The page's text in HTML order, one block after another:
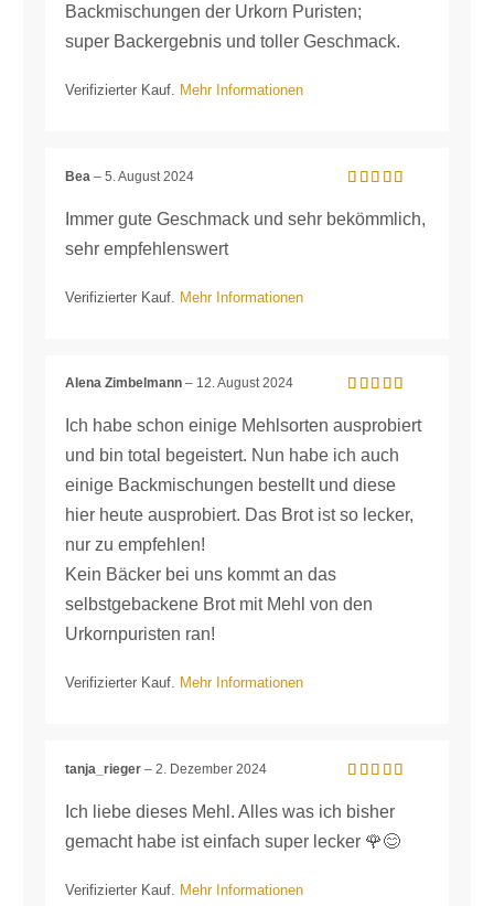
Backmischungen der Urkorn Puristen;
super Backergebnis und toller Geschmack.
Verifizierter Kauf. Mehr Informationen
5von 5
Bea– 5. August 2024
Immer gute Geschmack und sehr bekömmlich,
sehr empfehlenswert
Verifizierter Kauf. Mehr Informationen
5von 5
Alena Zimbelmann– 12. August 2024
Ich habe schon einige Mehlsorten ausprobiert
und bin total begeistert. Nun habe ich auch
einige Backmischungen bestellt und diese
hier heute ausprobiert. Das Brot ist so lecker,
nur zu empfehlen!
Kein Bäcker bei uns kommt an das
selbstgebackene Brot mit Mehl von den
Urkornpuristen ran!
Verifizierter Kauf. Mehr Informationen
5von 5
tanja_rieger– 2. Dezember 2024
Ich liebe dieses Mehl. Alles was ich bisher
gemacht habe ist einfach super lecker 🌹😊
Verifizierter Kauf. Mehr Informationen